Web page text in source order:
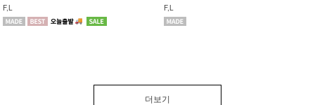
F,L
F,L
더보기